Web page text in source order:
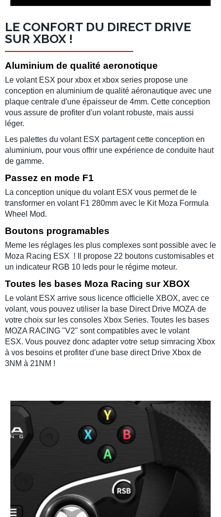
LE CONFORT DU DIRECT DRIVE
SUR XBOX !
Aluminium de qualité aeronotique
Le volant ESX pour xbox etxbox series propose une
conception en aluminium de qualité aéronautique avec une
plaque centrale d'une épaisseur de 4mm. Cette conception
vous assure de profiter d'un volant robuste, mais aussi
léger.
Les palettes du volant ESX partagent cette conception en
aluminium, pour vous offrir une expérience de conduite haut
de gamme.
Passez en mode F1
La conception unique du volant ESX vous permet de le
transformer en volant F1 280mm avec le Kit Moza Formula
Wheel Mod.
Boutons programables
Meme les réglages les plus complexes sont possible avec le
Moza Racing ESX ! Il propose 22 boutons customisables et
un indicateur RGB 10 leds pour le régime moteur.
Toutes les bases Moza Racing sur XBOX
Le volant ESX arrive sous licence officielle XBOX, avec ce
volant, vous pouvez utiliser la base Direct Drive MOZA de
votre choix sur les consoles Xbox Series. Toutes les bases
MOZA RACING "V2" sont compatibles avec le volant
ESX. Vous pouvez donc adapter votre setup simracing Xbox
à vos besoins et profiter d'une base direct Drive Xbox de
3NM à 21NM !